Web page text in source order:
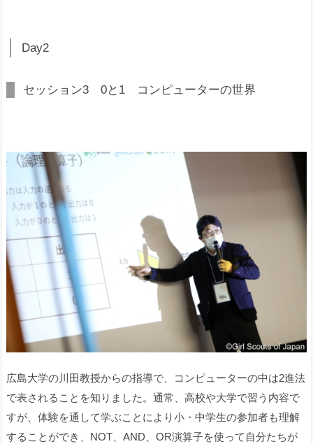
Day2
セッション3 0と1 コンピューターの世界
広島大学の川田教授からの指導で、コンピューターの中は2進法
で表されることを知りました。通常、高校や大学で習う内容で
すが、体験を通して学ぶことにより小・中学生の参加者も理解
することができ、NOT、AND、OR演算子を使って自分たちが